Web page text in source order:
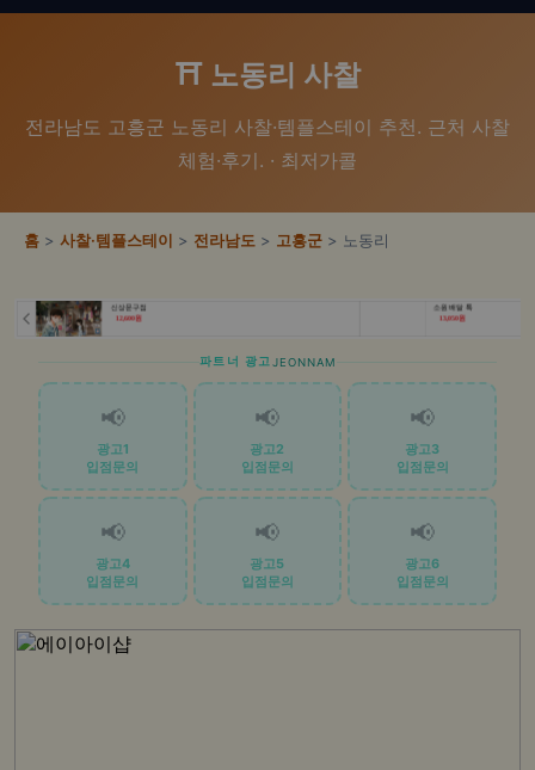
⛩️ 노동리 사찰
전라남도 고흥군 노동리 사찰·템플스테이 추천. 근처 사찰
체험·후기. · 최저가콜
홈 > 사찰·템플스테이 > 전라남도 > 고흥군 > 노동리
파트너 광고JEONNAM
📢
광고1
입점문의
📢
광고2
입점문의
📢
광고3
입점문의
📢
광고4
입점문의
📢
광고5
입점문의
📢
광고6
입점문의